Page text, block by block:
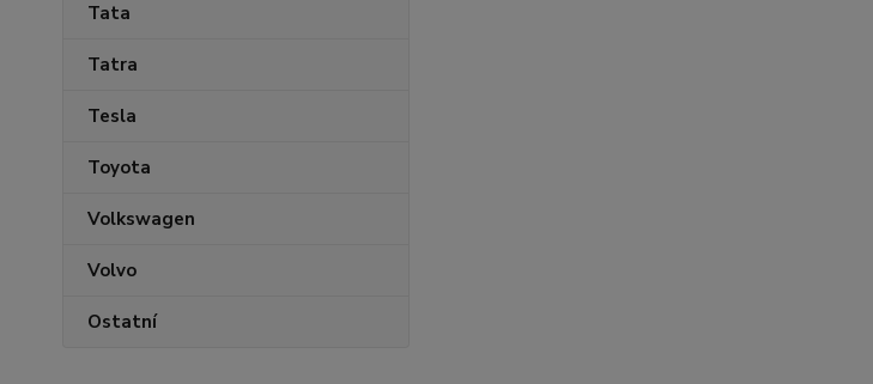
Tata
Tatra
Tesla
Toyota
Volkswagen
Volvo
Ostatní